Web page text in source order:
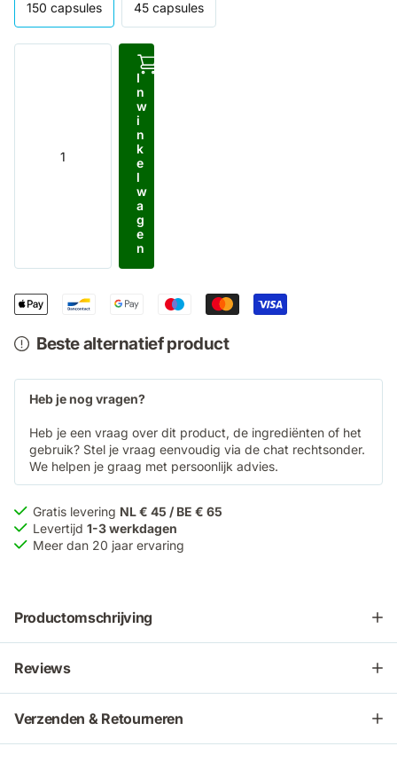
150 capsules 45 capsules
I
n
w
i
n
k
e
l
w
a
g
e
n
Beste alternatief product
Heb je nog vragen?
Heb je een vraag over dit product, de ingrediënten of het
gebruik? Stel je vraag eenvoudig via de chat rechtsonder.
We helpen je graag met persoonlijk advies.
Gratis levering NL € 45 / BE € 65
Levertijd 1-3 werkdagen
Meer dan 20 jaar ervaring
Productomschrijving
Reviews
Verzenden & Retourneren